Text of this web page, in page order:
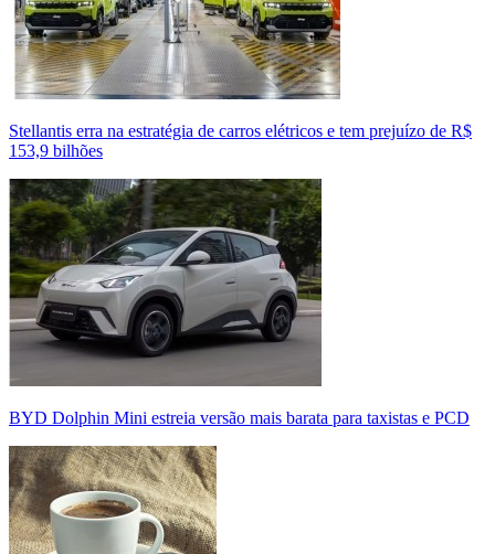
Stellantis erra na estratégia de carros elétricos e tem prejuízo de R$
153,9 bilhões
BYD Dolphin Mini estreia versão mais barata para taxistas e PCD